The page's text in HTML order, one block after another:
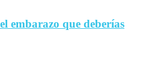
embarazo que deberías